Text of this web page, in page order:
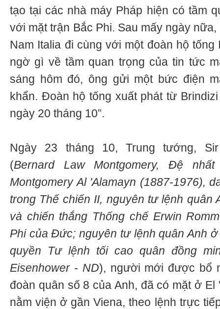
tạo tại các nhà máy Pháp hiện có tầm
với mặt trận Bắc Phi. Sau mấy ngày
Nam Italia đi cùng với một đoàn hộ tống
ngờ gì về tầm quan trọng của tin tức
sáng hôm đó, ông gửi một bức điện
khẩn. Đoàn hộ tống xuất phát từ
ngày 20 tháng 10”.
Ngày 23 tháng 10, Trung tướng, Sir
(Bernard Law Montgomery, Đệ
Montgomery Al 'Alamayn (1887-1976),
trong Thế chiến II, nguyên tư lệnh quân
và chiến thắng Thống chế Erwin
Phi của Đức; nguyên tư lệnh quân Anh
quyền Tư lệnh tối cao quân đồng
Eisenhower - ND), người mới được bổ
đoàn quân số 8 của Anh, đã có mặt ở El
nằm viện ở gần Viena, theo lệnh trực